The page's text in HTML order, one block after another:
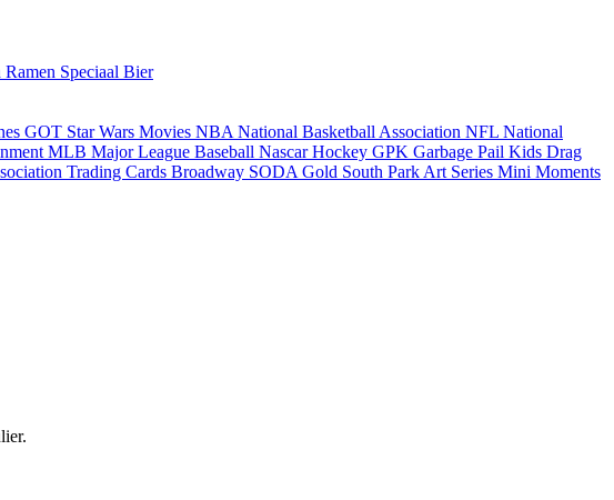
Ramen Speciaal Bier
GOT Star Wars Movies NBA National Basketball Association NFL National
MLB Major League Baseball NascarHockey GPK Garbage Pail Kids Drag
Trading Cards Broadway SODA Gold South Park Art Series Mini Moments